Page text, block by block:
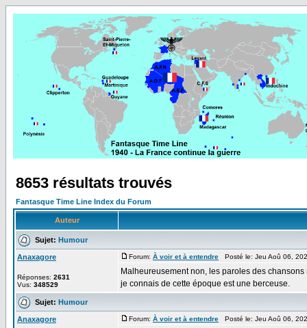
8653 résultats trouvés
Fantasque Time Line Index du Forum
Auteur
Sujet: Humour
Anaxagore
Réponses: 2631
Vus: 348529
Forum: À voir et à entendre Posté le: Jeu Aoû 06,
Malheureusement non, les paroles des
je connais de cette époque est une berceuse.
Sujet: Humour
Anaxagore Forum: À voir et à entendre Posté le: Jeu Aoû 06,